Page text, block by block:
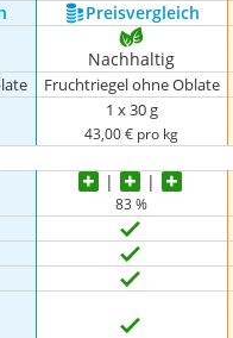
Preis­vergleich
Nachhaltig
Fruchtriegel ohne Oblate
1 x 30 g
43,00 € pro kg
83 %